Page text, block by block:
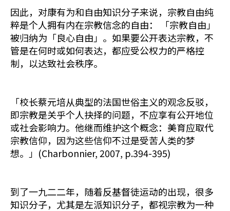
因此，对康有为和自由知识分子来说，宗教自由纯
粹是个人拥有内在宗教信念的自由： 「宗教自由」
被归纳为「良心自由」。如果要公开表达宗教，不
管是在何时或如何表达，都应受公权力的严格控
制，以达致社会秩序。
「校长蔡元培从典型的法国世俗主义的观念反驳，
即宗教是关乎个人抉择的问题，不应享有公开地位
或社会影响力。他继而维护这个概念：美育应取代
宗教信仰，因为这些信仰不过是受苦人类的梦
想。」(Charbonnier, 2007, p.394-395)
到了一九二二年，随着反基督徒运动的出现，很多
知识分子，尤其是左派知识分子，都视宗教为一种